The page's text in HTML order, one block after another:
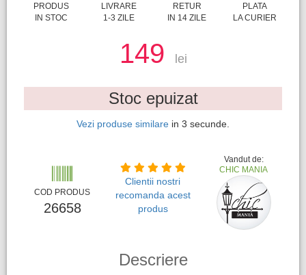
PRODUS
IN STOC
LIVRARE
1-3 ZILE
RETUR
IN 14 ZILE
PLATA
LA CURIER
149 lei
Stoc epuizat
Vezi produse similare in 3 secunde.
COD PRODUS
26658
Clientii nostri
recomanda acest
produs
Vandut de:
CHIC MANIA
Descriere